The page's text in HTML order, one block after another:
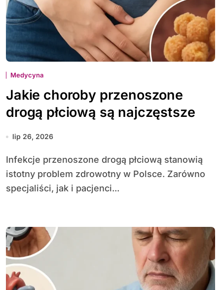
Medycyna
Jakie choroby przenoszone
drogą płciową są najczęstsze
lip 26, 2026
Infekcje przenoszone drogą płciową stanowią
istotny problem zdrowotny w Polsce. Zarówno
specjaliści, jak i pacjenci...